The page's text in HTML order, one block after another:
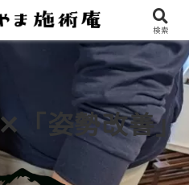
✕ 「姿勢改善」
検索